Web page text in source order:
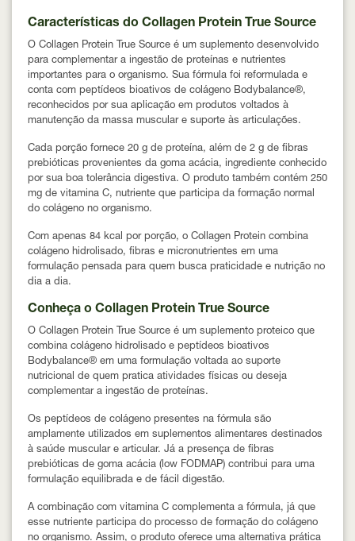
Características do Collagen Protein True Source
O Collagen Protein True Source é um suplemento desenvolvido
para complementar a ingestão de proteínas e nutrientes
importantes para o organismo. Sua fórmula foi reformulada e
conta com peptídeos bioativos de colágeno Bodybalance®,
reconhecidos por sua aplicação em produtos voltados à
manutenção da massa muscular e suporte às articulações.
Cada porção fornece 20 g de proteína, além de 2 g de fibras
prebióticas provenientes da goma acácia, ingrediente conhecido
por sua boa tolerância digestiva. O produto também contém 250
mg de vitamina C, nutriente que participa da formação normal
do colágeno no organismo.
Com apenas 84 kcal por porção, o Collagen Protein combina
colágeno hidrolisado, fibras e micronutrientes em uma
formulação pensada para quem busca praticidade e nutrição no
dia a dia.
Conheça o Collagen Protein True Source
O Collagen Protein True Source é um suplemento proteico que
combina colágeno hidrolisado e peptídeos bioativos
Bodybalance® em uma formulação voltada ao suporte
nutricional de quem pratica atividades físicas ou deseja
complementar a ingestão de proteínas.
Os peptídeos de colágeno presentes na fórmula são
amplamente utilizados em suplementos alimentares destinados
à saúde muscular e articular. Já a presença de fibras
prebióticas de goma acácia (low FODMAP) contribui para uma
formulação equilibrada e de fácil digestão.
A combinação com vitamina C complementa a fórmula, já que
esse nutriente participa do processo de formação do colágeno
no organismo. Assim, o produto oferece uma alternativa prática